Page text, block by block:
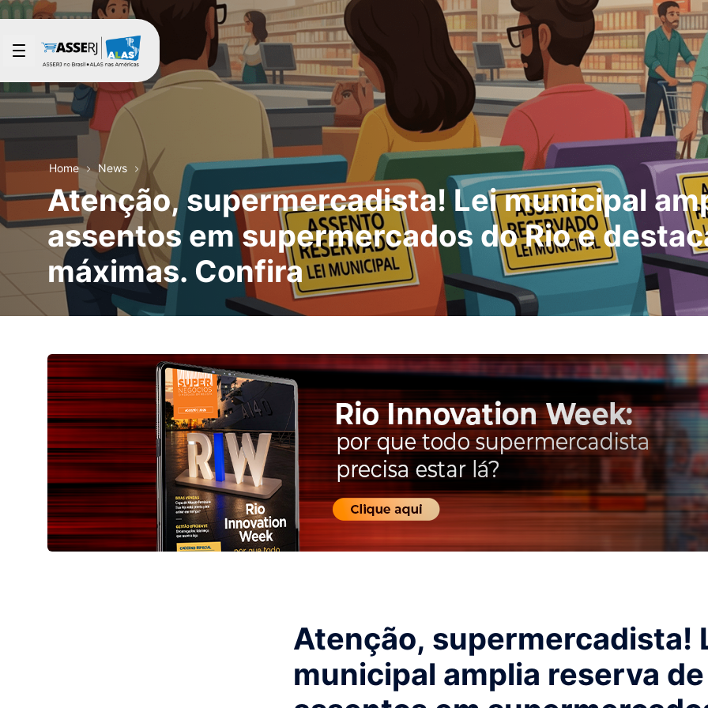
Skip to Main Content
Home News
Atenção, supermercadista! Lei municipal
assentos em supermercados do Rio e
máximas. Confira
Atenção, supermercadista!
municipal amplia reserva de